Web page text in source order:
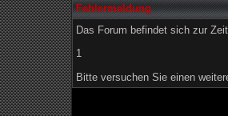
Fehlermeldung
Das Forum befindet sich zur
1
Bitte versuchen Sie einen